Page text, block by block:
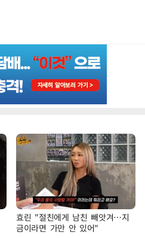
효린 "절친에게 남친 빼앗겨…지
금이라면 가만 안 있어"